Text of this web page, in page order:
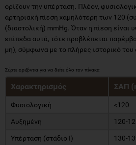
ορίζουν την υπέρταση. Πλέον,
αρτηριακή πίεση χαμηλότερη των 120
(διαστολική) mmHg. Όταν η πίεση είναι
επίπεδα αυτά, τότε προβλέπεται
μη), σύμφωνα με το πλήρες ιστορικό του
Χαρακτηρισμός ΣΑΠ
Φυσιολογική <120
Αυξημένη 120-
Υπέρταση (στάδιο Ι) 130-